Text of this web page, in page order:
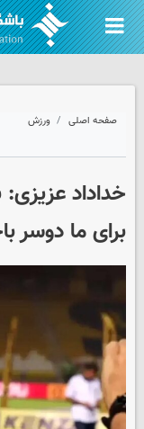
صفحه اصلی ورزش
خداداد
برای ما دوسر